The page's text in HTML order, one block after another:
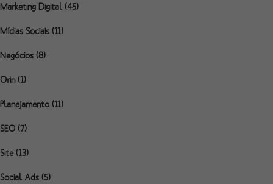
Marketing Digital (45)
Mídias Sociais (11)
Negócios (8)
Orin(1)
Planejamento (11)
SEO (7)
Site (13)
Social Ads (5)